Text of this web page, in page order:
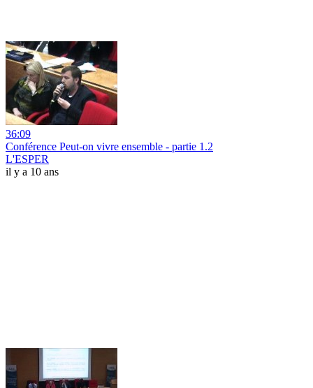
36:09
Conférence Peut-on vivre ensemble - partie 1.2
L'ESPER
il y a 10 ans